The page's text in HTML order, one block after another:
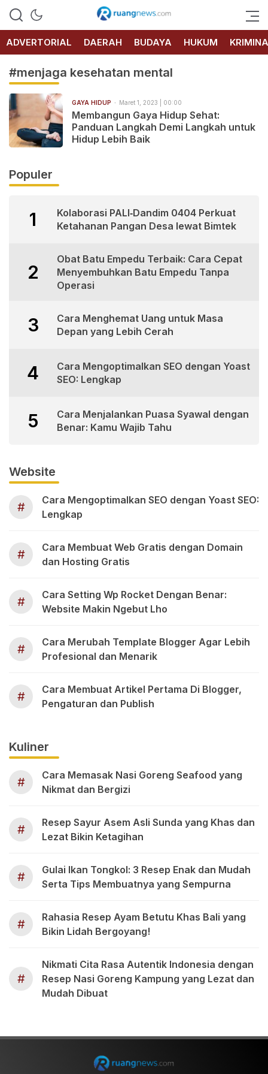
RUANG
NEWS
ADVERTORIAL
DAERAH BUDAYA HUKUM
#menjaga kesehatan mental
GAYA HIDUP Maret 1, 2023 | 00:00
Membangun Gaya Hidup Sehat:
Panduan Langkah Demi Langkah untuk
Hidup Lebih Baik
Populer
1
Kolaborasi PALI‑Dandim 0404 Perkuat
Ketahanan Pangan Desa lewat Bimtek
2
Obat Batu Empedu Terbaik: Cara Cepat
Menyembuhkan Batu Empedu Tanpa
Operasi
3
Cara Menghemat Uang untuk Masa
Depan yang Lebih Cerah
4
Cara Mengoptimalkan SEO dengan Yoast
SEO: Lengkap
5
Cara Menjalankan Puasa Syawal dengan
Benar: Kamu Wajib Tahu
Website
#
Cara Mengoptimalkan SEO dengan Yoast SEO:
Lengkap
#
Cara Membuat Web Gratis dengan Domain
dan Hosting Gratis
#
Cara Setting Wp Rocket Dengan Benar:
Website Makin Ngebut Lho
#
Cara Merubah Template Blogger Agar Lebih
Profesional dan Menarik
#
Cara Membuat Artikel Pertama Di Blogger,
Pengaturan dan Publish
Kuliner
#
Cara Memasak Nasi Goreng Seafood yang
Nikmat dan Bergizi
#
Resep Sayur Asem Asli Sunda yang Khas dan
Lezat Bikin Ketagihan
#
Gulai Ikan Tongkol: 3 Resep Enak dan Mudah
Serta Tips Membuatnya yang Sempurna
#
Rahasia Resep Ayam Betutu Khas Bali yang
Bikin Lidah Bergoyang!
#
Nikmati Cita Rasa Autentik Indonesia dengan
Resep Nasi Goreng Kampung yang Lezat dan
Mudah Dibuat